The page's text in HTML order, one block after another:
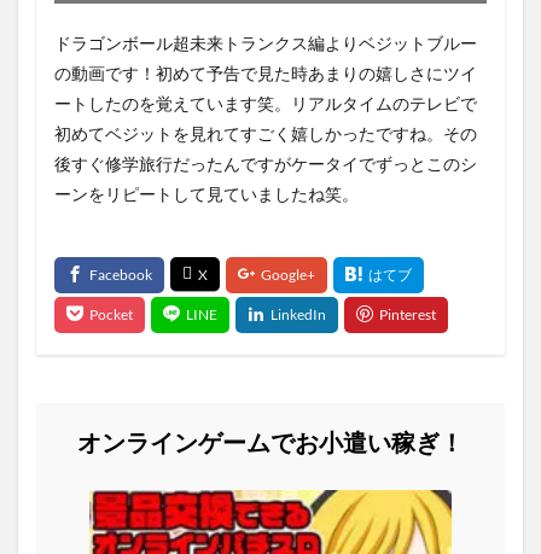
ドラゴンボール超未来トランクス編よりベジットブルー
の動画です！初めて予告で見た時あまりの嬉しさにツイ
ートしたのを覚えています笑。リアルタイムのテレビで
初めてベジットを見れてすごく嬉しかったですね。その
後すぐ修学旅行だったんですがケータイでずっとこのシ
ーンをリピートして見ていましたね笑。
オンラインゲームでお小遣い稼ぎ！